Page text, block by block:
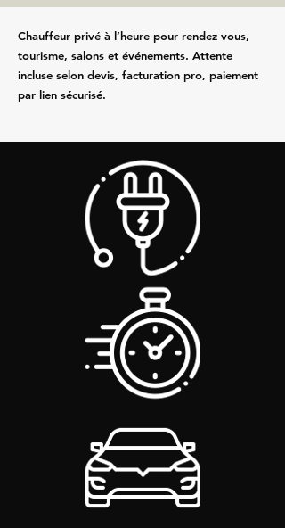
Chauffeur privé à l’heure pour rendez‑vous,
tourisme, salons et événements. Attente
incluse selon devis, facturation pro, paiement
par lien sécurisé.